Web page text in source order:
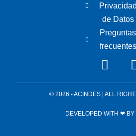
Privacidad
de Datos
Preguntas
frecuentes
© 2026 - ACINDES | ALL
DEVELOPED WITH ❤ BY